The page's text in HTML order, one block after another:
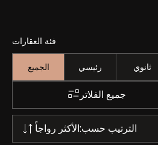
فئة العقارات
الجميع رئيسي ثانوي
جميع الفلاتر
الأكثر رواجاًالترتيب حسب: